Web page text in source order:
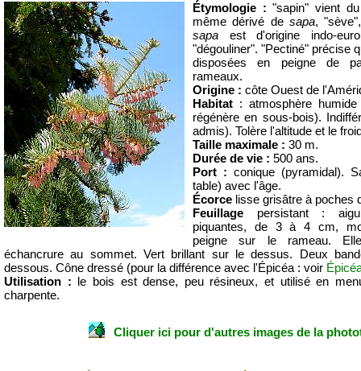
Étymologie : "sapin" vient
même dérivé de sapa,
sapa est d'origine indo-
"dégouliner". "Pectiné" précise
disposées en peigne de
rameaux.
Origine : côte Ouest de
Habitat : atmosphère
régénère en sous-bois).
admis). Tolère l'altitude et le
Taille maximale : 30 m.
Durée de vie : 500 ans.
Port :conique (pyramidal).
table) avec l'âge.
Écorce lisse grisâtre à poches
Feuillage persistant :
piquantes, de 3 à 4 cm,
peigne sur le rameau.
échancrure au sommet. Vert brillant sur le dessus. Deux
dessous. Cône dressé (pour la différence avec l'Épicéa : voir
Utilisation : le bois est dense, peu résineux, et utilisé en
charpente.
Cliquer ici pour d'autres images de la